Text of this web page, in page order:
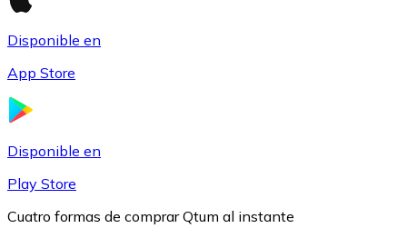
Disponible en
App Store
Disponible en
Play Store
Cuatro formas de comprar Qtum al instante